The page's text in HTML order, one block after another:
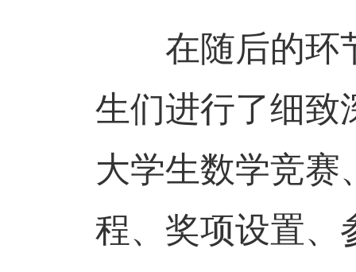
在随后的环节
生们进行了细致
大学生数学竞赛
程、奖项设置、